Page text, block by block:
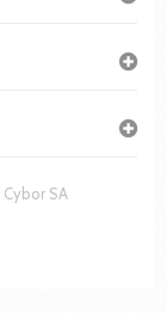
Cybor SA